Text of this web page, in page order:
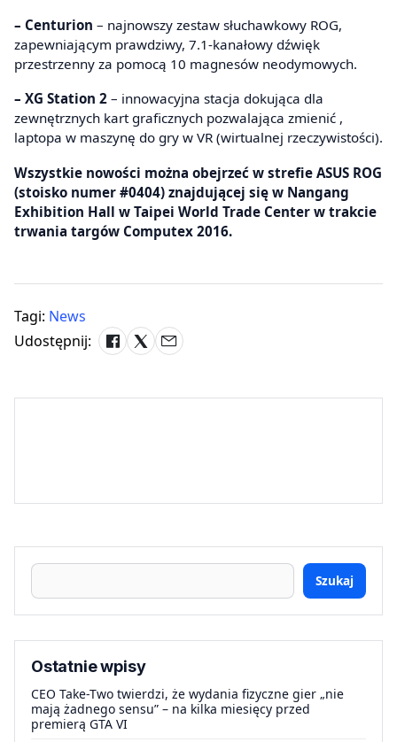
– Centurion – najnowszy zestaw słuchawkowy ROG,
zapewniającym prawdziwy, 7.1-kanałowy dźwięk
przestrzenny za pomocą 10 magnesów neodymowych.
– XG Station 2 – innowacyjna stacja dokująca dla
zewnętrznych kart graficznych pozwalająca zmienić ,
laptopa w maszynę do gry w VR (wirtualnej rzeczywistości).
Wszystkie nowości można obejrzeć w strefie ASUS ROG
(stoisko numer #0404) znajdującej się w Nangang
Exhibition Hall w Taipei World Trade Center w trakcie
trwania targów Computex 2016.
Tagi: News
Udostępnij:
Szukaj
Ostatnie wpisy
CEO Take-Two twierdzi, że wydania fizyczne gier „nie
mają żadnego sensu” – na kilka miesięcy przed
premierą GTA VI